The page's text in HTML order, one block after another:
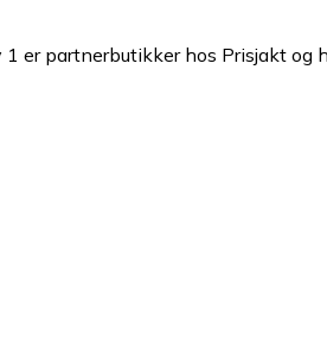
er partnerbutikker hos Prisjakt og